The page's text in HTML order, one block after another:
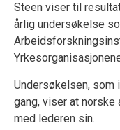
Steen viser til
årlig undersøkelse
Undersøkelsen, som
gang, viser at
med lederen sin.